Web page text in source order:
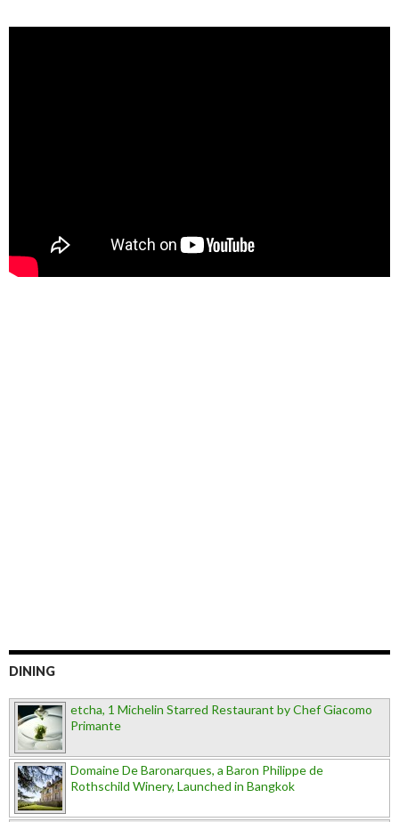
DINING
etcha, 1 Michelin Starred Restaurant by Chef Giacomo
Primante
Domaine De Baronarques, a Baron Philippe de
Rothschild Winery, Launched in Bangkok